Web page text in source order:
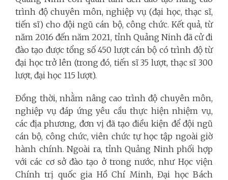
trình độ chuyên môn, nghiệp vụ (đại học, thạc sĩ,
tiến sĩ) cho đội ngũ cán bộ, công chức. Kết quả, từ
năm 2016 đến năm 2021, tỉnh Quảng Ninh đã cử đi
đào tạo được tổng số 450 lượt cán bộ có trình độ từ
đại học trở lên (trong đó, tiến sĩ 35 lượt, thạc sĩ 300
lượt, đại học 115 lượt).
Đồng thời, nhằm nâng cao trình độ chuyên môn,
nghiệp vụ đáp ứng yêu cầu thực hiện nhiệm vụ,
các địa phương, đơn vị đã tạo điều kiện để đội ngũ
cán bộ, công chức, viên chức tự học tập ngoài giờ
hành chính. Ngoài ra, tỉnh Quảng Ninh phối hợp
với các cơ sở đào tạo ở trong nước, như Học viện
Chính trị quốc gia Hồ Chí Minh, Đại học Bách